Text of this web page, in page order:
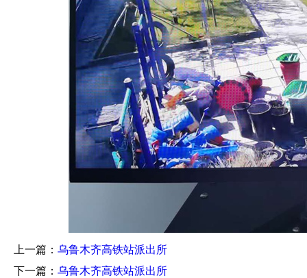
上一篇： 乌鲁木齐高铁站派出所
下一篇： 乌鲁木齐高铁站派出所